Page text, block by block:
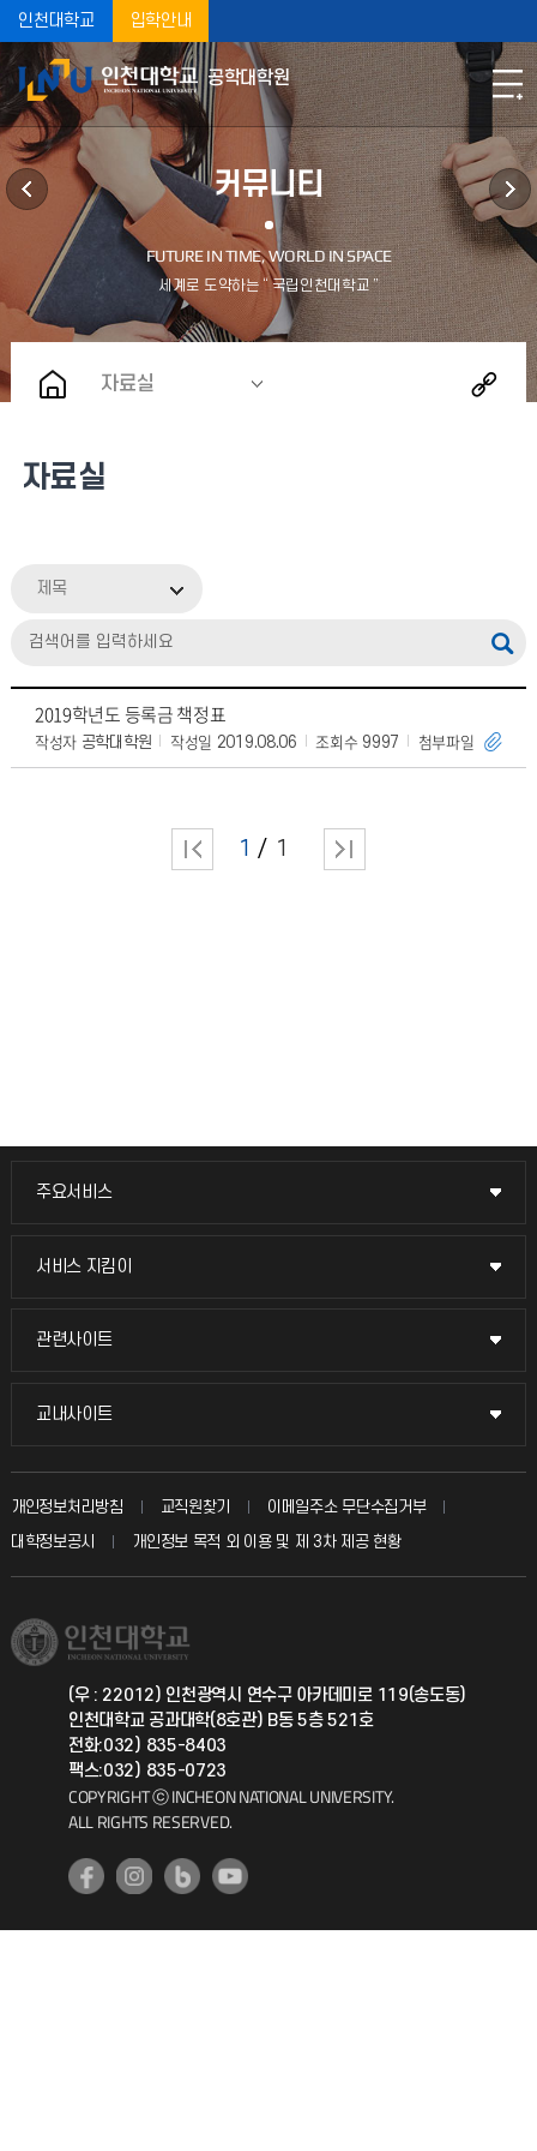
인천대학교 입학안내
공학대학원
커뮤니티
자료실
자료실
제목
2019학년도 등록금 책정표
작성자 공학대학원 작성일 2019.08.06 조회수 9997 첨부파일
1 1
주요서비스
주요서비스
교무회의방송
입학안내
취업정보(학생)
서비스 지킴이
서비스 지킴이
묻고 답하기
칭찬마당
학생서비스 지킴이
관련사이트
관련사이트
국방헬프콜
총동문회
교내사이트
교내사이트
교수회
교육혁신본부
국제지원과
공자아카데미
기초교육원
개인정보처리방침 교직원찾기
이메일주소 무단수집거부
대학정보공시
개인정보 목적 외 이용 및 제 3차 제공 현황
(우 : 22012) 인천광역시 연수구 아카데미로 119(송도동)
인천대학교 공과대학(8호관) B동 5층 521호
전화:032) 835-8403
팩스:032) 835-0723
COPYRIGHT ⓒ INCHEON NATIONAL UNIVERSITY.
ALL RIGHTS RESERVED.